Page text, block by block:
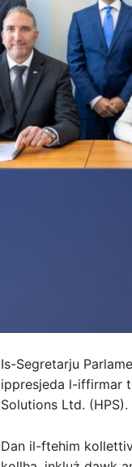
Is-Segretarju
ippresjeda l-iffirmar
Solutions Ltd. (HPS).
Dan il-ftehim